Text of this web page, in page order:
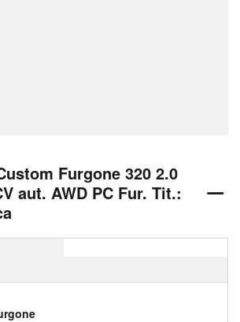
Furgone 320 2.0
aut. AWD PC Fur. Tit.: